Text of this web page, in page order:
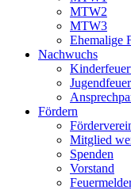
MTW2
MTW3
Ehemalige
Nachwuchs
Fördern
Mitglied
Spenden
Vorstand